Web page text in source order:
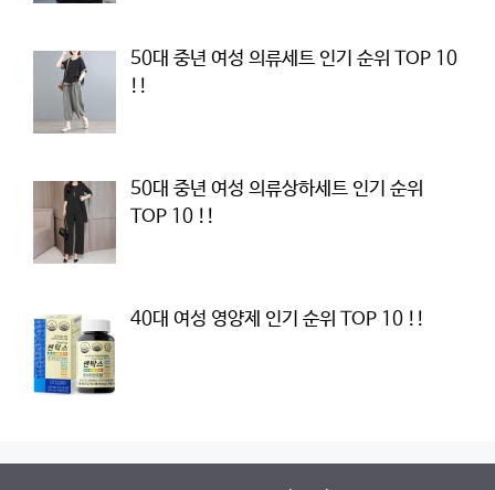
50대 중년 여성 의류세트 인기 순위 TOP 10
!!
50대 중년 여성 의류상하세트 인기 순위
TOP 10 !!
40대 여성 영양제 인기 순위 TOP 10 !!